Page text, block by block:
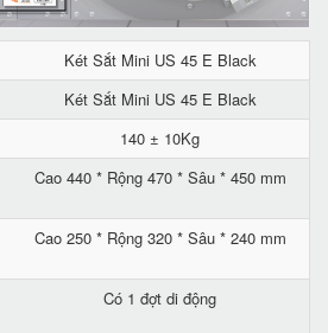
Két Sắt Mini US 45 E Black
Két Sắt Mini US 45 E Black
140 ± 10Kg
Cao 440 * Rộng 470 * Sâu * 450 mm
Cao 250 * Rộng 320 * Sâu * 240 mm
Có 1 đợt di động